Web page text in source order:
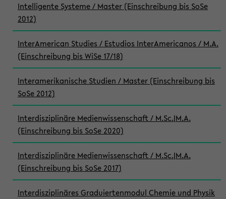
Intelligente Systeme / Master (Einschreibung bis SoSe
2012)
InterAmerican Studies / Estudios InterAmericanos / M.A.
(Einschreibung bis WiSe 17/18)
Interamerikanische Studien / Master (Einschreibung bis
SoSe 2012)
Interdisziplinäre Medienwissenschaft / M.Sc.|M.A.
(Einschreibung bis SoSe 2020)
Interdisziplinäre Medienwissenschaft / M.Sc.|M.A.
(Einschreibung bis SoSe 2017)
Interdisziplinäres Graduiertenmodul Chemie und Physik